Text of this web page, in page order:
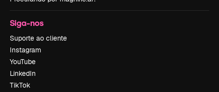
Siga-nos
Suporte ao cliente
Instagram
YouTube
LinkedIn
TikTok